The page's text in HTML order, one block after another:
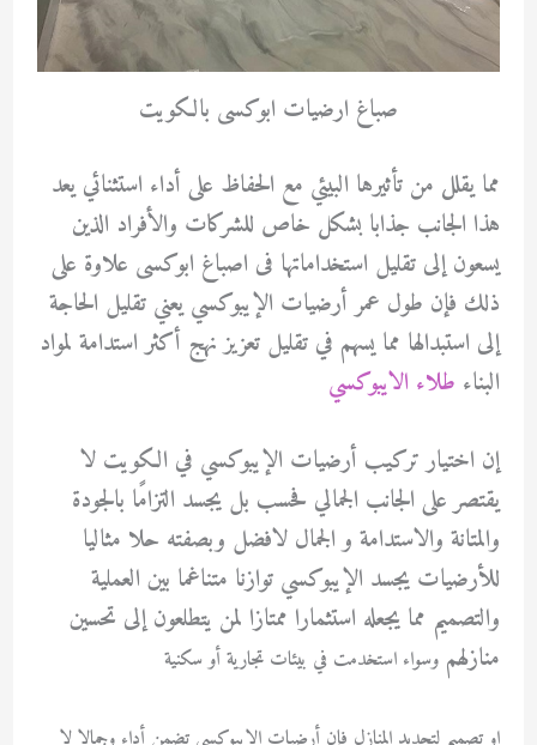
صباغ ارضيات ابوكسى بالكويت
مما يقلل من تأثيرها البيئي مع الحفاظ على أداء استثنائي يعد
هذا الجانب جذابا بشكل خاص للشركات والأفراد الذين
يسعون إلى تقليل استخداماتها فى اصباغ ابوكسى علاوة على
ذلك فإن طول عمر أرضيات الإيبوكسي يعني تقليل الحاجة
إلى استبدالها مما يسهم في تقليل تعزيز نهج أكثر استدامة لمواد
البناء طلاء الايبوكسي
إن اختيار تركيب أرضيات الإيبوكسي في الكويت لا
يقتصر على الجانب الجمالي فحسب بل يجسد التزامًا بالجودة
والمتانة والاستدامة و الجمال لافضل وبصفته حلا مثاليا
للأرضيات يجسد الإيبوكسي توازنا متناغما بين العملية
والتصميم مما يجعله استثمارا ممتازا لمن يتطلعون إلى تحسين
منازلهم وسواء استخدمت في بيئات تجارية أو سكنية